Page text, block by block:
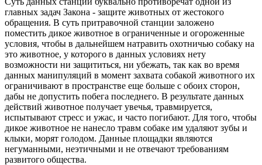
главных задач Закона - защите животных от жестокого
обращения. В суть притравочной станции заложено
поместить дикое животное в ограниченные и огороженные
условия, чтобы в дальнейшем натравить охотничью собаку на
это животное, у которого в данных условиях нету
возможности ни защититься, ни убежать, так как во время
данных манипуляций в момент захвата собакой животного их
ограничивают в пространстве еще больше с обоих сторон,
дабы не допустить побега последнего. В результате данных
действий животное получает увечья, травмируется,
испытывают стресс и ужас, и часто погибают. Для того, чтобы
дикое животное не нанесло травм собаке им удаляют зубы и
клыки, морят голодом. Данные площадки являются
негуманными, неэтичными и не отвечают требованиям
развитого общества.